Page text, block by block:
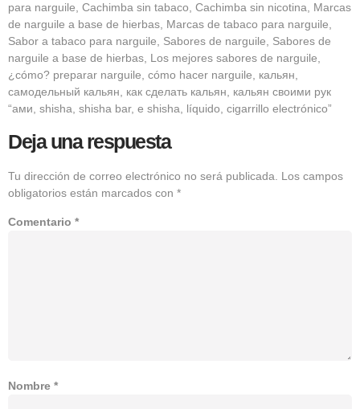
para narguile, Cachimba sin tabaco, Cachimba sin nicotina, Marcas
de narguile a base de hierbas, Marcas de tabaco para narguile,
Sabor a tabaco para narguile, Sabores de narguile, Sabores de
narguile a base de hierbas, Los mejores sabores de narguile,
¿cómo? preparar narguile, cómo hacer narguile, кальян,
самодельный кальян, как сделать кальян, кальян своими рук
“ами, shisha, shisha bar, e shisha, líquido, cigarrillo electrónico”
Deja una respuesta
Tu dirección de correo electrónico no será publicada.
Los campos
obligatorios están marcados con *
Comentario *
Nombre *